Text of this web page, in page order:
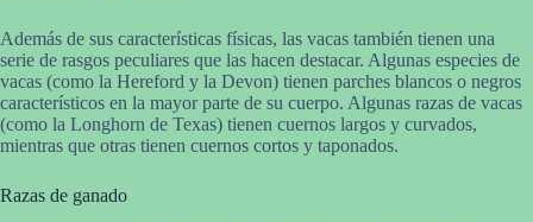
Además de sus características físicas, las vacas también tienen una
serie de rasgos peculiares que las hacen destacar. Algunas especies de
vacas (como la Hereford y la Devon) tienen parches blancos o negros
característicos en la mayor parte de su cuerpo. Algunas razas de vacas
(como la Longhorn de Texas) tienen cuernos largos y curvados,
mientras que otras tienen cuernos cortos y taponados.
Razas de ganado